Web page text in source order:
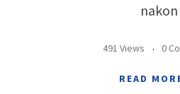
nakon
491 Views 0
READ